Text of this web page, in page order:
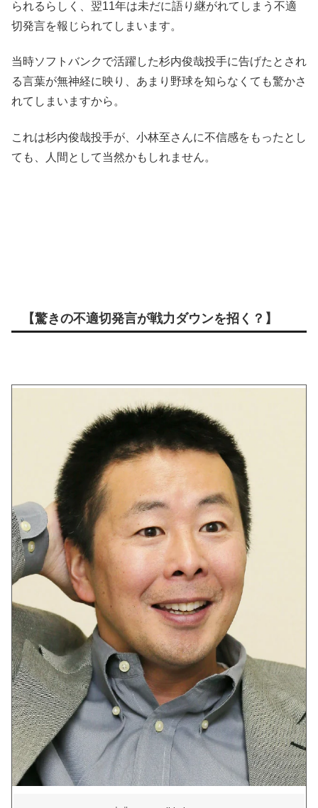
られるらしく、翌11年は未だに語り継がれてしまう不適
切発言を報じられてしまいます。
当時ソフトバンクで活躍した杉内俊哉投手に告げたとされ
る言葉が無神経に映り、あまり野球を知らなくても驚かさ
れてしまいますから。
これは杉内俊哉投手が、小林至さんに不信感をもったとし
ても、人間として当然かもしれません。
【驚きの不適切発言が戦力ダウンを招く？】